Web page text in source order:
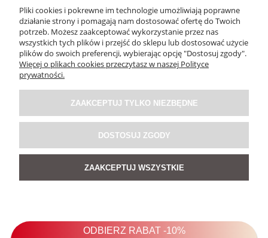
Najniższa cena:279,00 zł
DO KOSZYKA
Pliki cookies i pokrewne im technologie umożliwiają poprawne
działanie strony i pomagają nam dostosować ofertę do Twoich
potrzeb. Możesz zaakceptować wykorzystanie przez nas
wszystkich tych plików i przejść do sklepu lub dostosować użycie
plików do swoich preferencji, wybierając opcję "Dostosuj zgody".
Więcej o plikach cookies przeczytasz w naszej Polityce
prywatności.
ZAAKCEPTUJ TYLKO NIEZBĘDNE
DOSTOSUJ ZGODY
ZAAKCEPTUJ WSZYSTKIE